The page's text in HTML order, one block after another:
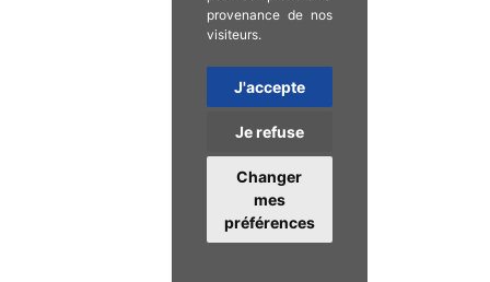
provenance de nos
visiteurs.
J'accepte
Je refuse
Changer
mes
préférences